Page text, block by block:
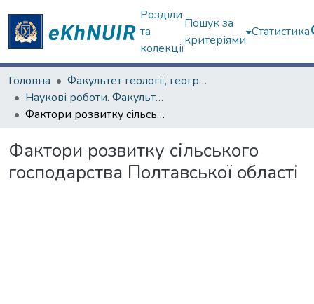
Розділи
та
колекції
Пошук за
критеріями
Статистика
Головна
Факультет геології, географіії, рекреації і туризму
Наукові роботи. Факультет геології, географіії, рекреації і туризму
Фактори розвитку сільського господарства Полтавської області
Фактори розвитку сільського
господарства Полтавської області